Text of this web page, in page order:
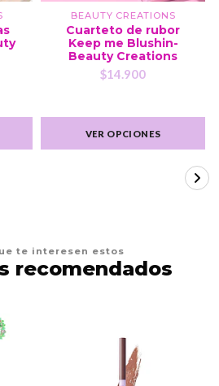
BEAUTY CREATIONS
Cuarteto de rubor
Keep me Blushin-
Beauty Creations
$14.900
VER OPCIONES
te interesen estos
recomendados